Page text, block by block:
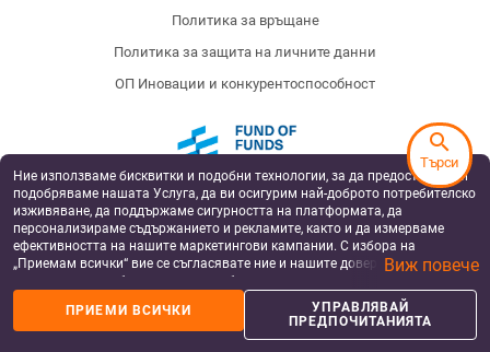
Политика за връщане
Политика за защита на личните данни
ОП Иновации и конкурентоспособност
Fund of Funds
European Regional Development Fund
Operational Programme Innovation and
Competitiveness
Badu has been supported by Silverline Capital, a private equity fund, co-financed by the
by the European Structural and Investment Funds under the operational program
“Innovation and Competitiveness 2014-2020”, managed by the Fund Manager of
Ние използваме бисквитки и подобни технологии, за да предоставяме и
подобряваме нашата Услуга, да ви осигурим най-доброто потребителско
изживяване, да поддържаме сигурността на платформата, да
персонализираме съдържанието и рекламите, както и да измерваме
ефективността на нашите маркетингови кампании. С избора на
„Приемам всички“ вие се съгласявате ние и нашите доверени партньори
да съхраняваме бисквитки и подобни технологии на вашето устройство
за рекламни и аналитични цели. Можете по всяко време да управлявате
своите предпочитания, като натиснете „Управлявай предпочитанията“.
За повече информация, моля, вижте нашата
Виж повече
ПРИЕМИ ВСИЧКИ
УПРАВЛЯВАЙ
ПРЕДПОЧИТАНИЯТА
search
Търси